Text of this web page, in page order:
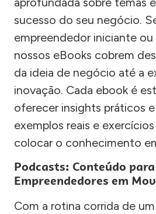
sucesso do seu negócio.
empreendedor iniciante
nossos eBooks cobrem
da ideia de negócio até a
inovação. Cada ebook é
oferecer insights práticos
exemplos reais e
colocar o conhecimento
Podcasts: Conteúdo para
Empreendedores em
Com a rotina corrida de